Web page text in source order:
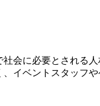
会に必要とされる
イベントスタッフ